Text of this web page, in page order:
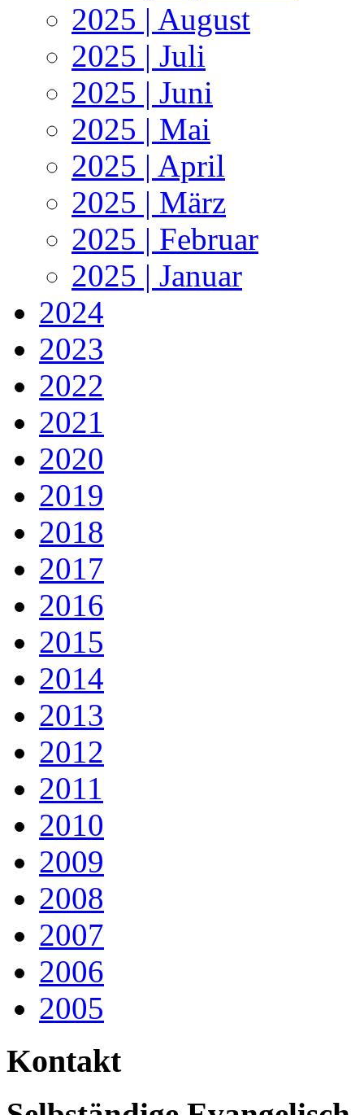
2025 | August
2025 | Juli
2025 | Juni
2025 | Mai
2025 | April
2025 | März
2025 | Februar
2025 | Januar
2024
2023
2022
2021
2020
2019
2018
2017
2016
2015
2014
2013
2012
2011
2010
2009
2008
2007
2006
2005
Kontakt